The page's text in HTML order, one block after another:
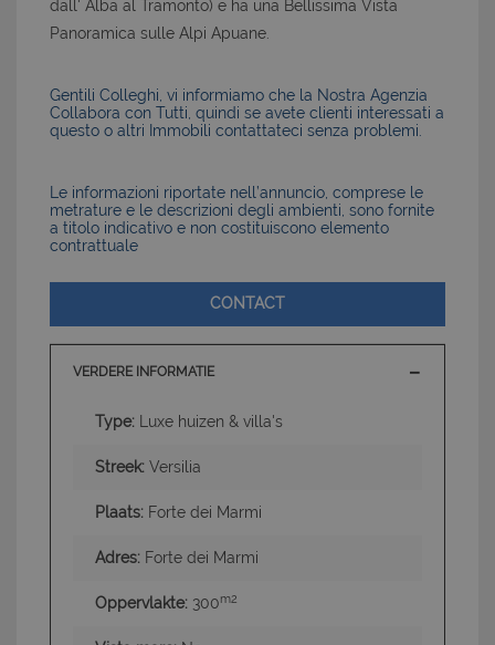
dall' Alba al Tramonto) e ha una Bellissima Vista
Panoramica sulle Alpi Apuane.
Gentili Colleghi, vi informiamo che la Nostra Agenzia
Collabora con Tutti, quindi se avete clienti interessati a
questo o altri Immobili contattateci senza problemi.
Le informazioni riportate nell’annuncio, comprese le
metrature e le descrizioni degli ambienti, sono fornite
a titolo indicativo e non costituiscono elemento
contrattuale
CONTACT
VERDERE INFORMATIE
Type: Luxe huizen & villa's
Streek: Versilia
Plaats: Forte dei Marmi
Adres: Forte dei Marmi
Oppervlakte: 300m2